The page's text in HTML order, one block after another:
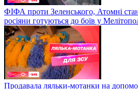
ФІФА проти Зеленського, Атомні
росіяни готуються до боїв у
Продавала ляльки-мотанки на